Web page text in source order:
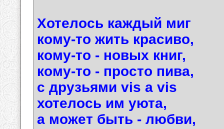
Хотелось каждый миг
кому-то жить красиво,
кому-то - новых книг,
кому-то - просто пива,
с друзьями vis a vis
хотелось им уюта,
а может быть - любви,